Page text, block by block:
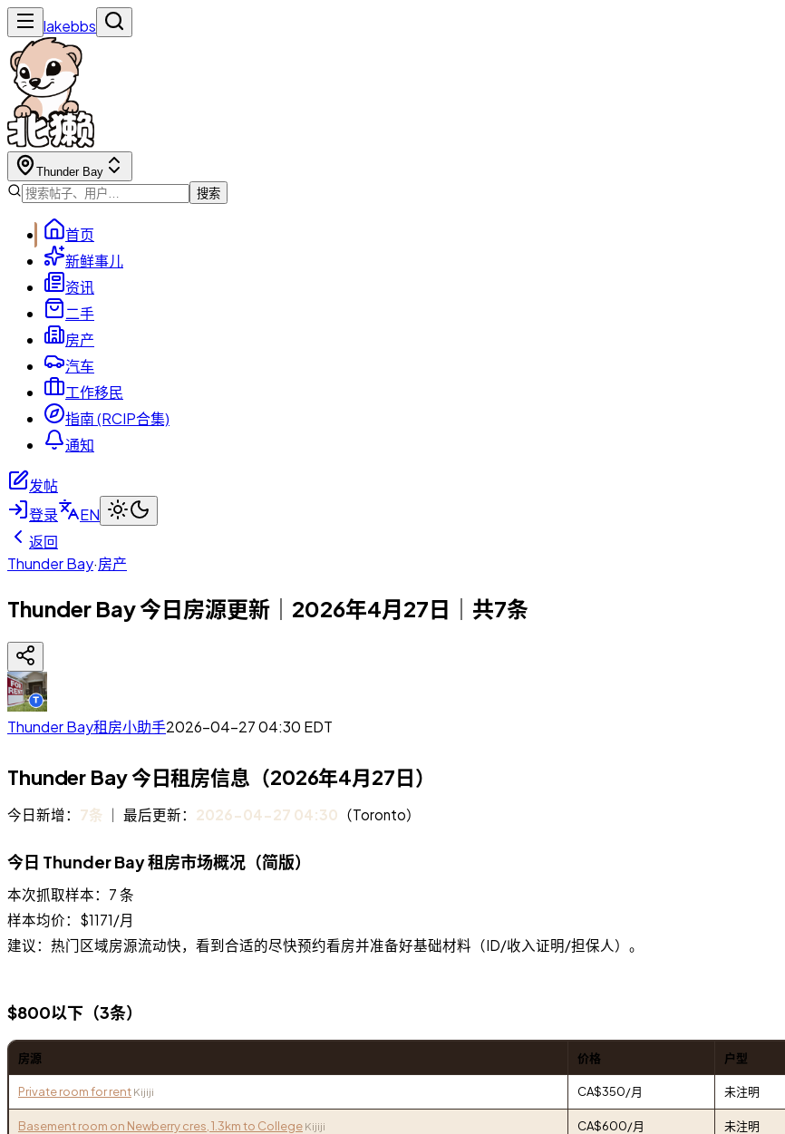
lakebbs
Thunder Bay
搜索
首页
新鲜事儿
资讯
二手
房产
汽车
工作移民
指南 (RCIP合集)
通知
发帖
登录
EN
返回
Thunder Bay·房产
Thunder Bay 今日房源更新｜2026年4月27日｜共7条
Thunder Bay租房小助手2026-04-27 04:30 EDT
Thunder Bay 今日租房信息（2026年4月27日）
今日新增： 7条 ｜ 最后更新： 2026-04-27 04:30 （Toronto）
今日 Thunder Bay 租房市场概况（简版）
本次抓取样本：7 条
样本均价：$1171/月
建议：热门区域房源流动快，看到合适的尽快预约看房并准备好基础材料（ID/收入证明/担保人）。
$800以下（3条）
房源 价格 户型
Private room for rent Kijiji CA$350/月 未注明
Basement room on Newberry cres, 1.3km to College Kijiji CA$600/月 未注明